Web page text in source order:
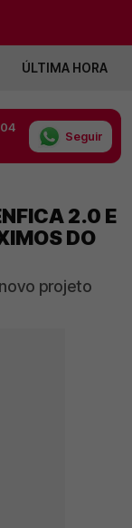
ÚLTIMA HORA
Seguir
2.0 E
DO
projeto